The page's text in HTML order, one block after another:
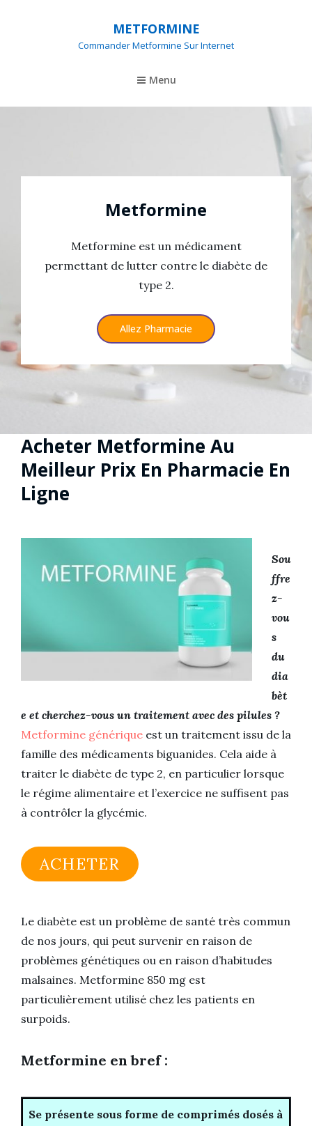
METFORMINE
Commander Metformine Sur Internet
Menu
Metformine
Metformine est un médicament
permettant de lutter contre le diabète de
type 2.
Allez Pharmacie
Acheter Metformine Au
Meilleur Prix En Pharmacie En
Ligne
Sou
ffre
z-
vou
s
du
dia
bèt
e et cherchez-vous un traitement avec des pilules ?
Metformine générique est un traitement issu de la
famille des médicaments biguanides. Cela aide à
traiter le diabète de type 2, en particulier lorsque
le régime alimentaire et l’exercice ne suffisent pas
à contrôler la glycémie.
ACHETER
Le diabète est un problème de santé très commun
de nos jours, qui peut survenir en raison de
problèmes génétiques ou en raison d’habitudes
malsaines. Metformine 850 mg est
particulièrement utilisé chez les patients en
surpoids.
Metformine en bref :
Se présente sous forme de comprimés dosés à